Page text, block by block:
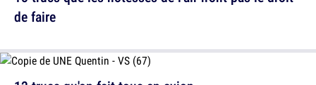
de faire